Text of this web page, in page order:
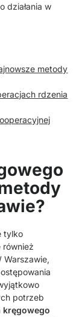
działania w
metody
rdzenia
tylko
Warszawie,
potrzeb
kręgowego